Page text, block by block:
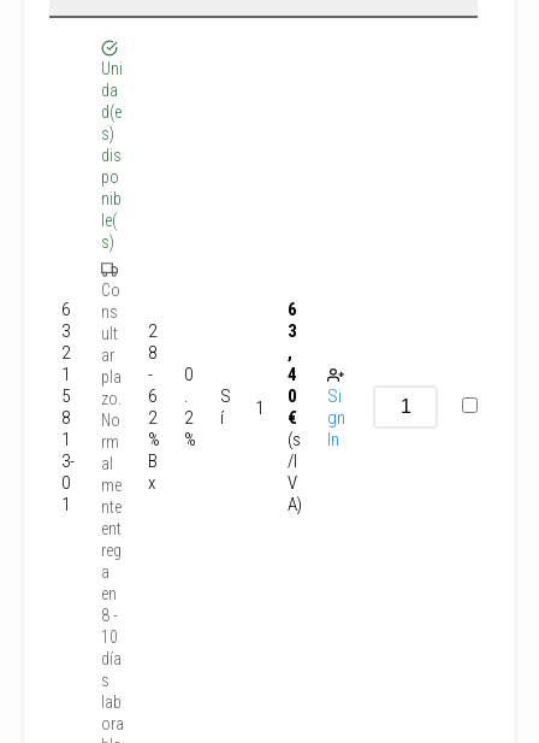
6
3
2
1
5
8
1
3-
0
1
Uni
da
d(e
s)
dis
po
nib
le(
s)
Co
ns
ult
ar
pla
zo.
No
rm
al
me
nte
ent
reg
a
en
8 -
10
día
s
lab
ora
2
8
-
6
2
%
B
x
0
.
2
%
S
í
1
6
3
,
4
0
€
(s
/I
V
A)
Si
gn
In